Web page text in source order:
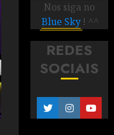
Nos siga no
Blue Sky ! ^^
REDES
SOCIAIS